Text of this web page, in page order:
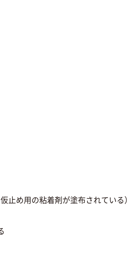
止め用の粘着剤が塗布されている）